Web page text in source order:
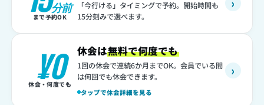
分前
まで予約OK
「今行ける」タイミングで予約。開始時間も
15分刻みで選べます。
›
¥0
休会・何度でも
休会は無料で何度でも
1回の休会で連続6か月までOK。会員でいる間
は何回でも休会できます。
タップで休会詳細を見る
›